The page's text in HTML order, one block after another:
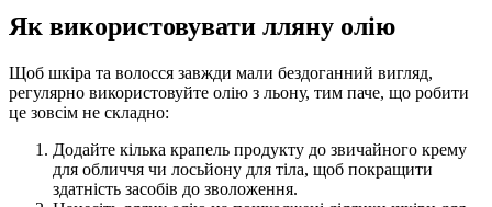
Як використовувати лляну олію
Щоб шкіра та волосся завжди мали бездоганний вигляд,
регулярно використовуйте олію з льону, тим паче, що робити
це зовсім не складно:
Додайте кілька крапель продукту до звичайного крему
для обличчя чи лосьйону для тіла, щоб покращити
здатність засобів до зволоження.